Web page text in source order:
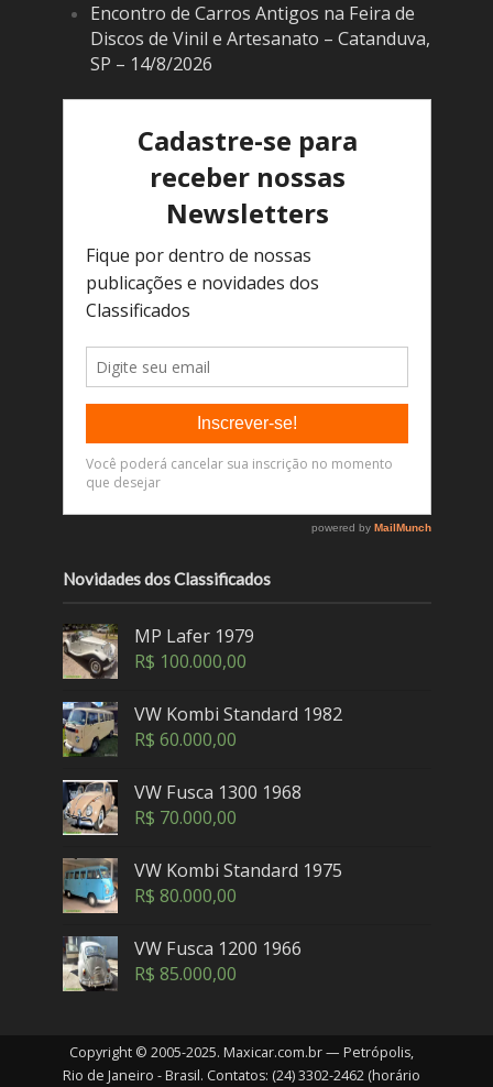
Encontro de Carros Antigos na Feira de
Discos de Vinil e Artesanato – Catanduva,
SP – 14/8/2026
Novidades dos Classificados
MP Lafer 1979
R$ 100.000,00
VW Kombi Standard 1982
R$ 60.000,00
VW Fusca 1300 1968
R$ 70.000,00
VW Kombi Standard 1975
R$ 80.000,00
VW Fusca 1200 1966
R$ 85.000,00
Copyright © 2005-2025. Maxicar.com.br — Petrópolis,
Rio de Janeiro - Brasil. Contatos: (24) 3302-2462 (horário